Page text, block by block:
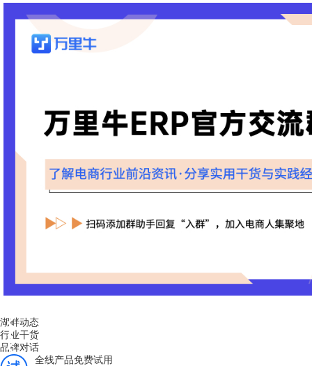
湖畔动态
行业干货
品牌对话
全线产品免费试用